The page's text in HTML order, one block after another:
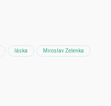
láska Miroslav Zelenka